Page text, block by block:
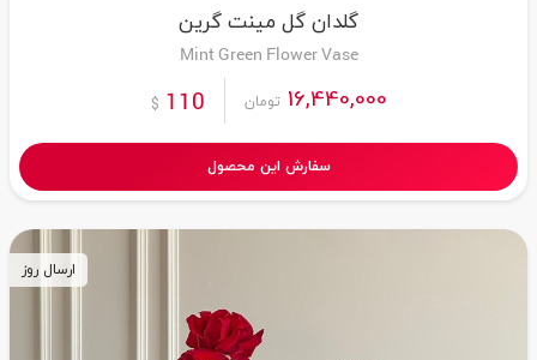
گلدان گل مینت گرین
Mint Green Flower Vase
16,440,000 تومان 110
$
سفارش این محصول
ارسال روز